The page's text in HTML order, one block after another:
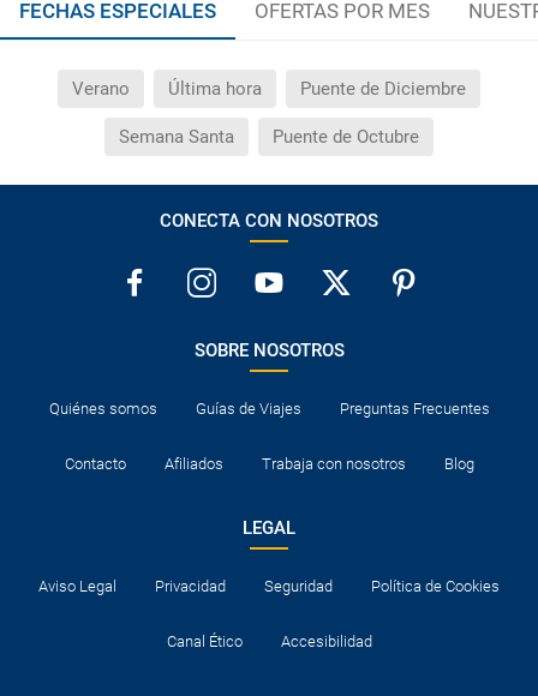
FECHAS ESPECIALES OFERTAS POR MES
Verano Última hora Puente de Diciembre
Semana Santa Puente de Octubre
CONECTA CON NOSOTROS
SOBRE NOSOTROS
Quiénes somos Guías de Viajes Preguntas Frecuentes
Contacto Afiliados Trabaja con nosotros Blog
LEGAL
Aviso Legal Privacidad Seguridad Política de Cookies
Canal Ético Accesibilidad